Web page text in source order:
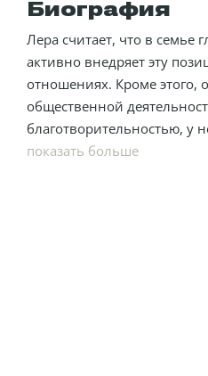
Биография
Лера считает, что в семье
активно внедряет эту
отношениях. Кроме этого,
общественной
благотворительностью, у
детские дома.
В свободное время
показать больше